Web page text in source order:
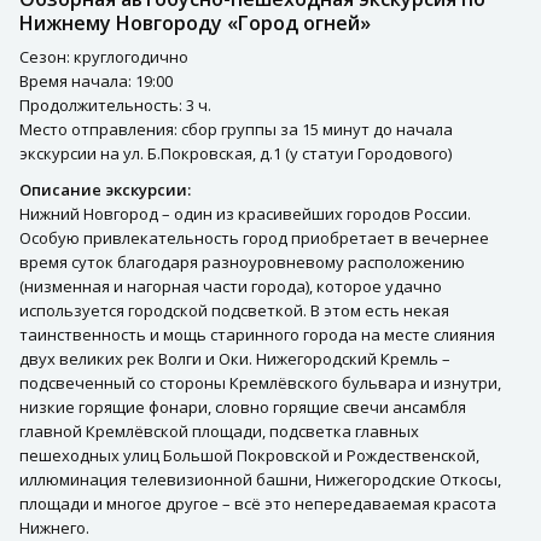
Нижнему Новгороду «Город огней»
Сезон: круглогодично
Время начала: 19:00
Продолжительность: 3 ч.
Место отправления: сбор группы за 15 минут до начала
экскурсии на ул. Б.Покровская, д.1 (у статуи Городового)
Описание экскурсии:
Нижний Новгород – один из красивейших городов России.
Особую привлекательность город приобретает в вечернее
время суток благодаря разноуровневому расположению
(низменная и нагорная части города), которое удачно
используется городской подсветкой. В этом есть некая
таинственность и мощь старинного города на месте слияния
двух великих рек Волги и Оки. Нижегородский Кремль –
подсвеченный со стороны Кремлёвского бульвара и изнутри,
низкие горящие фонари, словно горящие свечи ансамбля
главной Кремлёвской площади, подсветка главных
пешеходных улиц Большой Покровской и Рождественской,
иллюминация телевизионной башни, Нижегородские Откосы,
площади и многое другое – всё это непередаваемая красота
Нижнего.